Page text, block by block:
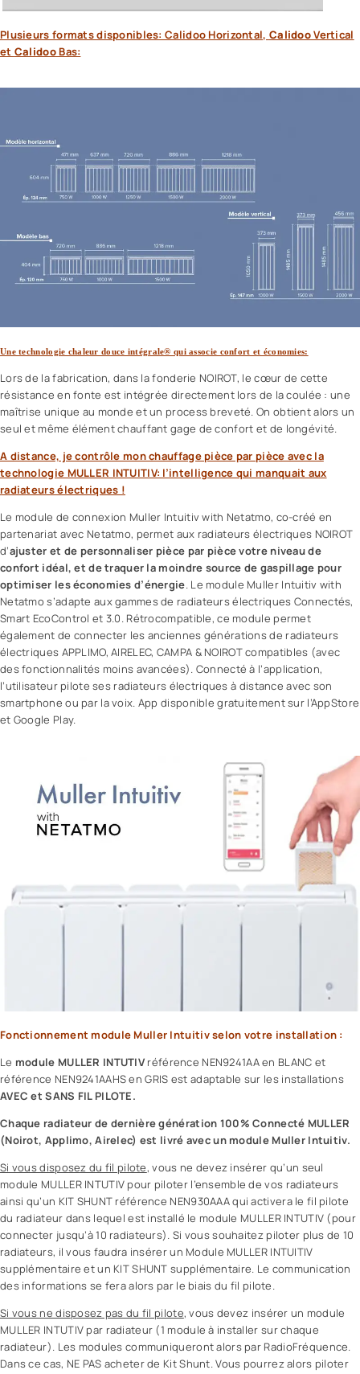
Plusieurs formats disponibles: Calidoo Horizontal, CalidooVertical
et CalidooBas:
Une technologie chaleur douce intégrale® qui associe confort et économies:
Lors de la fabrication, dans la fonderie NOIROT, le cœur de cette
résistance en fonte est intégrée directement lors de la coulée : une
maîtrise unique au monde et un process breveté. On obtient alors un
seul et même élément chauffant gage de confort et de longévité.
A distance, je contrôle mon chauffage pièce par pièce avec la
technologie MULLER INTUITIV: l’intelligence qui manquait aux
radiateurs électriques !
Le module de connexion Muller Intuitiv with Netatmo, co-créé en
partenariat avec Netatmo, permet aux radiateurs électriques NOIROT
d’ajuster et de personnaliser pièce par pièce votre niveau de
confort idéal, et de traquer la moindre source de gaspillage pour
optimiser les économies d’énergie. Le module Muller Intuitiv with
Netatmo s’adapte aux gammes de radiateurs électriques Connectés,
Smart EcoControl et 3.0. Rétrocompatible, ce module permet
également de connecter les anciennes générations de radiateurs
électriques APPLIMO, AIRELEC, CAMPA & NOIROT compatibles (avec
des fonctionnalités moins avancées). Connecté à l’application,
l’utilisateur pilote ses radiateurs électriques à distance avec son
smartphone ou par la voix. App disponible gratuitement sur l’AppStore
et Google Play.
Fonctionnement module Muller Intuitiv selon votre installation :
Le module MULLER INTUTIV référence NEN9241AA en BLANC et
référence NEN9241AAHS en GRIS est adaptable sur les installations
AVEC et SANS FIL PILOTE.
Chaque radiateur de dernière génération 100% Connecté MULLER
(Noirot, Applimo, Airelec) est livré avec un module Muller Intuitiv.
Si vous disposez du fil pilote, vous ne devez insérer qu’un seul
module MULLER INTUTIV pour piloter l’ensemble de vos radiateurs
ainsi qu’un KIT SHUNT référence NEN930AAAqui activera le fil pilote
du radiateur dans lequel est installé le module MULLER INTUTIV (pour
connecter jusqu’à 10 radiateurs). Si vous souhaitez piloter plus de 10
radiateurs, il vous faudra insérer un Module MULLER INTUITIV
supplémentaire et un KIT SHUNT supplémentaire. Le communication
des informations se fera alors par le biais du fil pilote.
Si vous ne disposez pas du fil pilote, vous devez insérer un module
MULLER INTUTIV par radiateur (1 module à installer sur chaque
radiateur). Les modules communiqueront alors par RadioFréquence.
Dans ce cas, NE PAS acheter de Kit Shunt. Vous pourrez alors piloter